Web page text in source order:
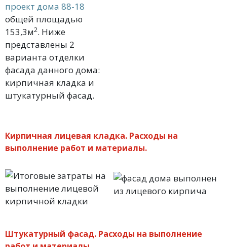
проект дома 88-18
общей площадью
153,3м2. Ниже
представлены 2
варианта отделки
фасада данного дома:
кирпичная кладка и
штукатурный фасад.
Кирпичная лицевая кладка. Расходы на
выполнение работ и материалы.
Штукатурный фасад. Расходы на выполнение